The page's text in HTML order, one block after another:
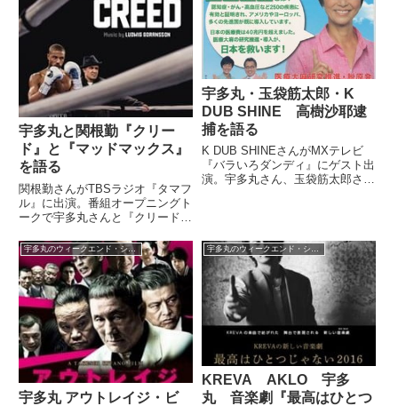
宇多丸と関根勤『クリー
ド』と『マッドマックス』
を語る
関根勤さんがTBSラジオ『タマフ
ル』に出演。番組オープニングト
ークで宇多丸さんと『クリード
ン、『マッドマックス 怒りのデ
ス・ロード』について話していま
した。（宇多丸）そしてさっそ
く、この特集にふさわしいゲス
ト。...
宇多丸・玉袋筋太郎・K
DUB SHINE 高樹沙耶逮
捕を語る
K DUB SHINEさんがMXテレビ
『バラいろダンディ』にゲスト出
演。宇多丸さん、玉袋筋太郎さん
の選挙ポス...
宇多丸のウィークエンド・シャッフル
宇多丸 アウトレイジ・ビ
宇多丸のウィークエンド・シャッフル
KREVA AKLO 宇多
丸 音楽劇『最高はひとつ